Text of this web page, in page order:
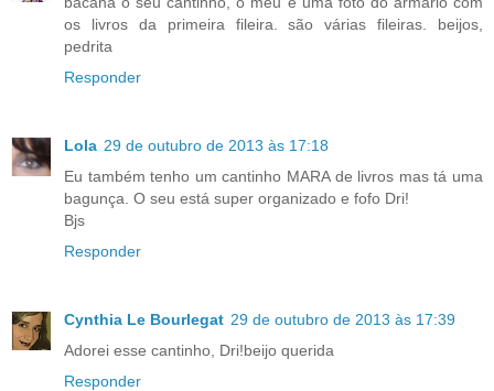
os livros da primeira fileira. são várias fileiras. beijos,
pedrita
Responder
Lola 29 de outubro de 2013 às 17:18
Eu também tenho um cantinho MARA de livros mas tá uma
bagunça. O seu está super organizado e fofo Dri!
Bjs
Responder
Cynthia Le Bourlegat 29 de outubro de 2013 às 17:39
Adorei esse cantinho, Dri!beijo querida
Responder